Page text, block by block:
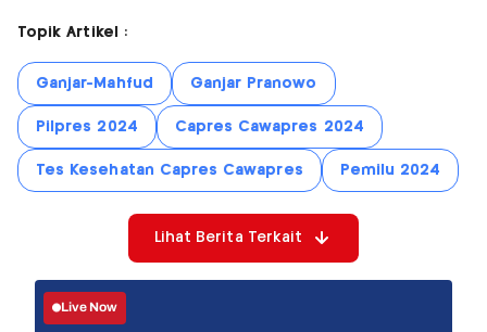
Topik Artikel :
Ganjar-Mahfud Ganjar Pranowo
Pilpres 2024 Capres Cawapres 2024
Tes Kesehatan Capres Cawapres Pemilu 2024
Lihat Berita Terkait
Live Now